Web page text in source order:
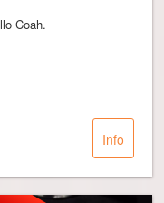
Coah.
Info